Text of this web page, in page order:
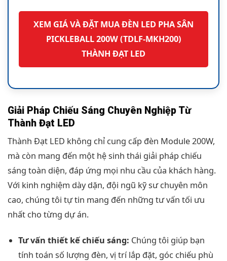
XEM GIÁ VÀ ĐẶT MUA ĐÈN LED PHA SÂN
PICKLEBALL 200W (TDLF-MKH200)
THÀNH ĐẠT LED
Giải Pháp Chiếu Sáng Chuyên Nghiệp Từ
Thành Đạt LED
Thành Đạt LED không chỉ cung cấp đèn Module 200W,
mà còn mang đến một hệ sinh thái giải pháp chiếu
sáng toàn diện, đáp ứng mọi nhu cầu của khách hàng.
Với kinh nghiệm dày dặn, đội ngũ kỹ sư chuyên môn
cao, chúng tôi tự tin mang đến những tư vấn tối ưu
nhất cho từng dự án.
Tư vấn thiết kế chiếu sáng: Chúng tôi giúp bạn
tính toán số lượng đèn, vị trí lắp đặt, góc chiếu phù